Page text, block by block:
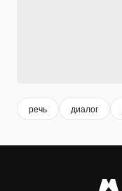
речь диалог